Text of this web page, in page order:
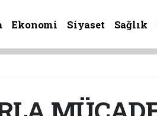
Ekonomi Siyaset Sağlık